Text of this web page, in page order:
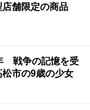
舗限定の商品
戦争の記憶を受
市の9歳の少女